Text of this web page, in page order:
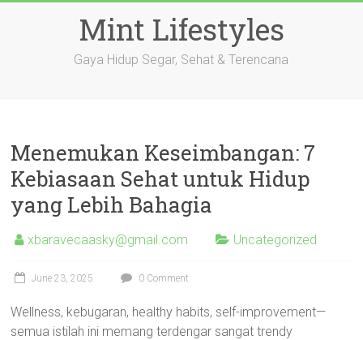
Mint Lifestyles
Gaya Hidup Segar, Sehat & Terencana
Menemukan Keseimbangan: 7
Kebiasaan Sehat untuk Hidup
yang Lebih Bahagia
xbaravecaasky@gmail.com Uncategorized
June 23, 2025 0 Comment
Wellness, kebugaran, healthy habits, self-improvement—
semua istilah ini memang terdengar sangat trendy